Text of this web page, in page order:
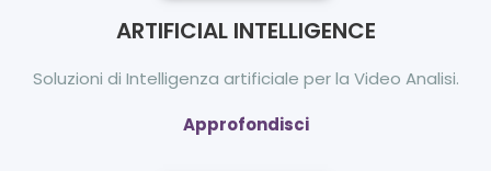
ARTIFICIAL INTELLIGENCE
Soluzioni di Intelligenza artificiale per la Video Analisi.
Approfondisci